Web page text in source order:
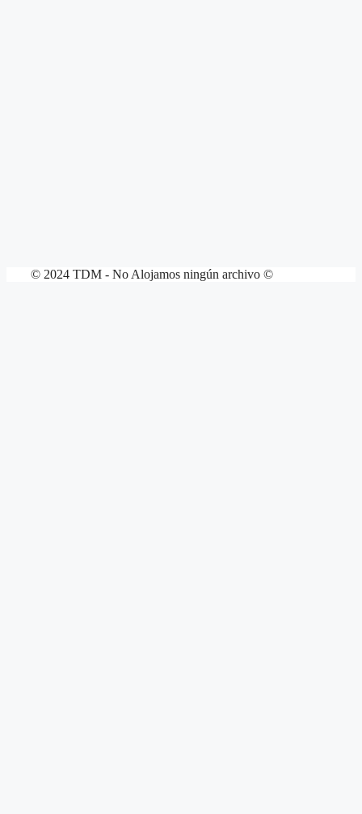
© 2024 TDM - No Alojamos ningún archivo ©